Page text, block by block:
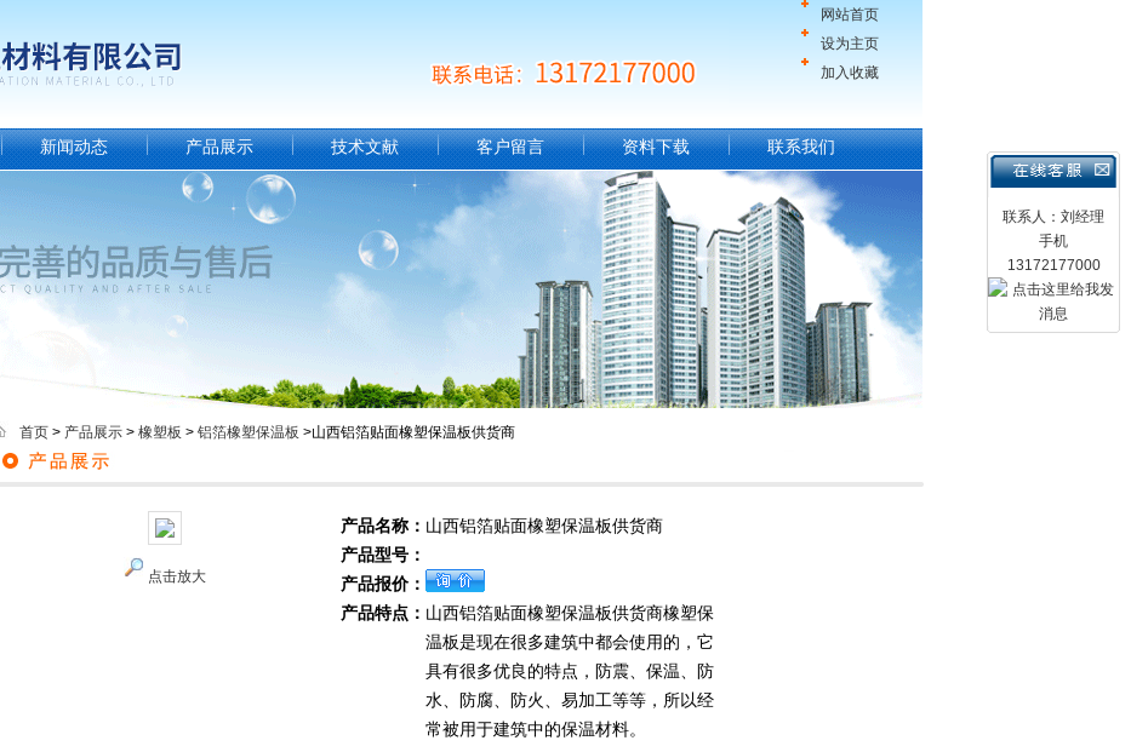
网站首页
设为主页
加入收藏
联系人：刘经理
手机
13172177000
新闻动态 产品展示 技术文献 客户留言 资料下载 联系我们
首页 > 产品展示 > 橡塑板 > 铝箔橡塑保温板 >山西铝箔贴面橡塑保温板供货商
点击放大
产品名称： 山西铝箔贴面橡塑保温板供货商
产品型号：
产品报价：
产品特点： 山西铝箔贴面橡塑保温板供货商橡塑保
温板是现在很多建筑中都会使用的，它
具有很多优良的特点，防震、保温、防
水、防腐、防火、易加工等等，所以经
常被用于建筑中的保温材料。